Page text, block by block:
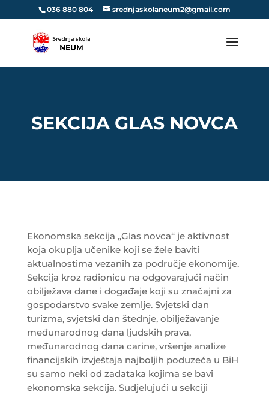
036 880 804 srednjaskolaneum2@gmail.com
SEKCIJA GLAS NOVCA
Ekonomska sekcija „Glas novca“ je aktivnost
koja okuplja učenike koji se žele baviti
aktualnostima vezanih za područje ekonomije.
Sekcija kroz radionicu na odgovarajući način
obilježava dane i događaje koji su značajni za
gospodarstvo svake zemlje. Svjetski dan
turizma, svjetski dan štednje, obilježavanje
međunarodnog dana ljudskih prava,
međunarodnog dana carine, vršenje analize
financijskih izvještaja najboljih poduzeća u BiH
su samo neki od zadataka kojima se bavi
ekonomska sekcija. Sudjelujući u sekciji